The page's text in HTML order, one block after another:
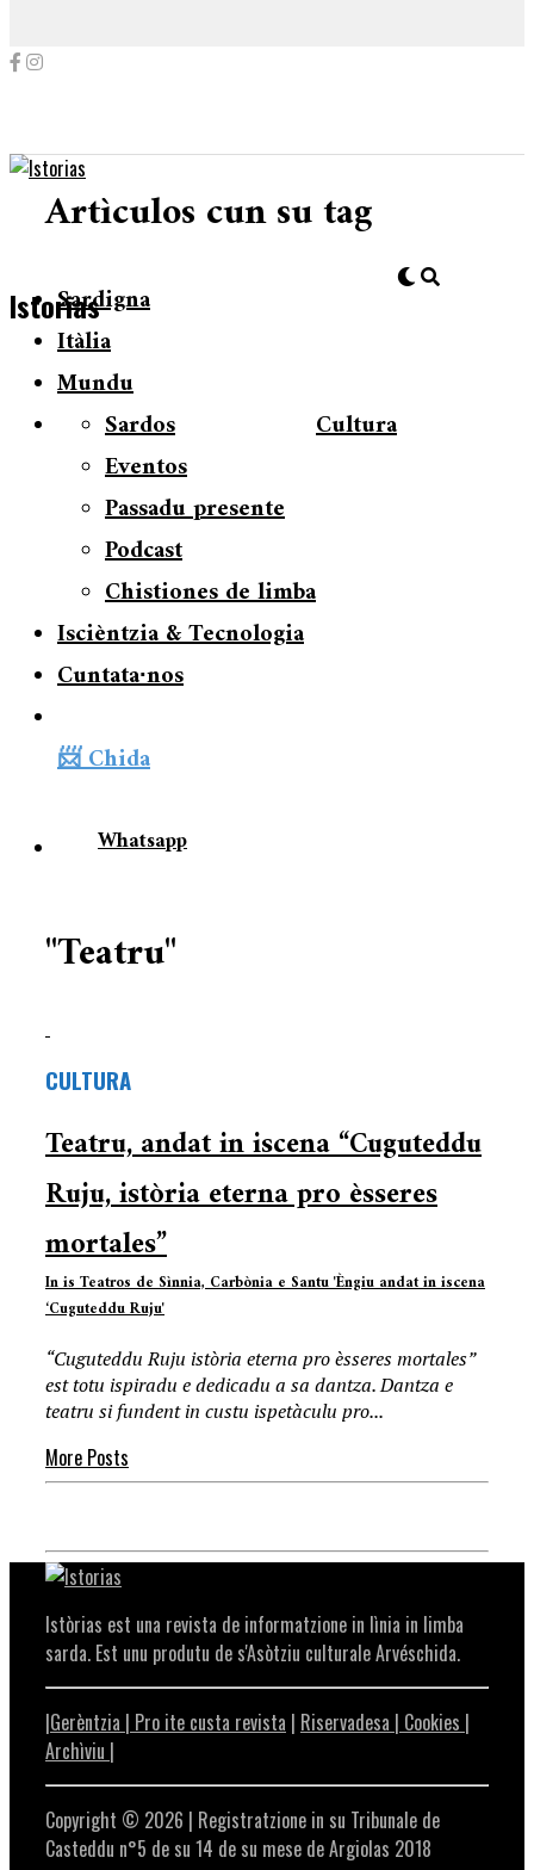
IstoriasSardigna
Itàlia
Mundu
Cultura
Sardos
Eventos
Passadu presente
Podcast
Chistiones de limba
Iscièntzia & Tecnologia
Cuntata∙nos
📨 Chida
Whatsapp
Artìculos cun su tag
"Teatru"
CULTURA
Teatru, andat in iscena “Cuguteddu
Ruju, istòria eterna pro èsseres
mortales”
In is Teatros de Sìnnia, Carbònia e Santu 'Èngiu andat in iscena
‘Cuguteddu Ruju'
“Cuguteddu Ruju istòria eterna pro èsseres mortales”
est totu ispiradu e dedicadu a sa dantza. Dantza e
teatru si fundent in custu ispetàculu pro...
More Posts
Istòrias est una revista de informatzione in lìnia in limba
sarda. Est unu produtu de s'Asòtziu culturale Arvéschida.
|Gerèntzia | Pro ite custa revista | Riservadesa | Cookies |
Archìviu |
Copyright © 2026 | Registratzione in su Tribunale de
Casteddu n°5 de su 14 de su mese de Argiolas 2018